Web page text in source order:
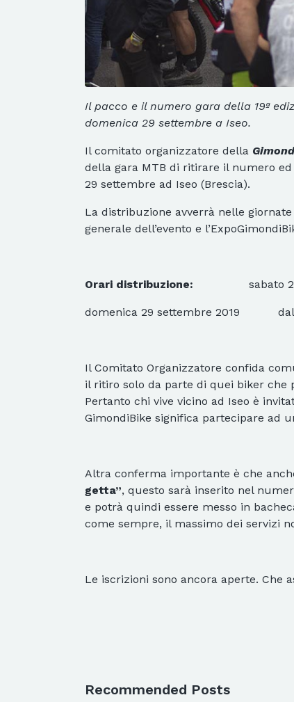
Il pacco e il numero gara della 19ª
domenica 29 settembre a Iseo.
Il comitato organizzatore della
della gara MTB di ritirare il numero
29 settembre ad Iseo (Brescia).
La distribuzione avverrà nelle
generale dell’evento e
Orari distribuzione: sabato 28
domenica 29 settembre 2019
Il Comitato Organizzatore confida
il ritiro solo da parte di quei biker che
Pertanto chi vive vicino ad Iseo è
GimondiBike significa partecipare ad
Altra conferma importante è che
getta”, questo sarà inserito nel
e potrà quindi essere messo in
come sempre, il massimo dei servizi
Le iscrizioni sono ancora aperte. Che
Recommended Posts